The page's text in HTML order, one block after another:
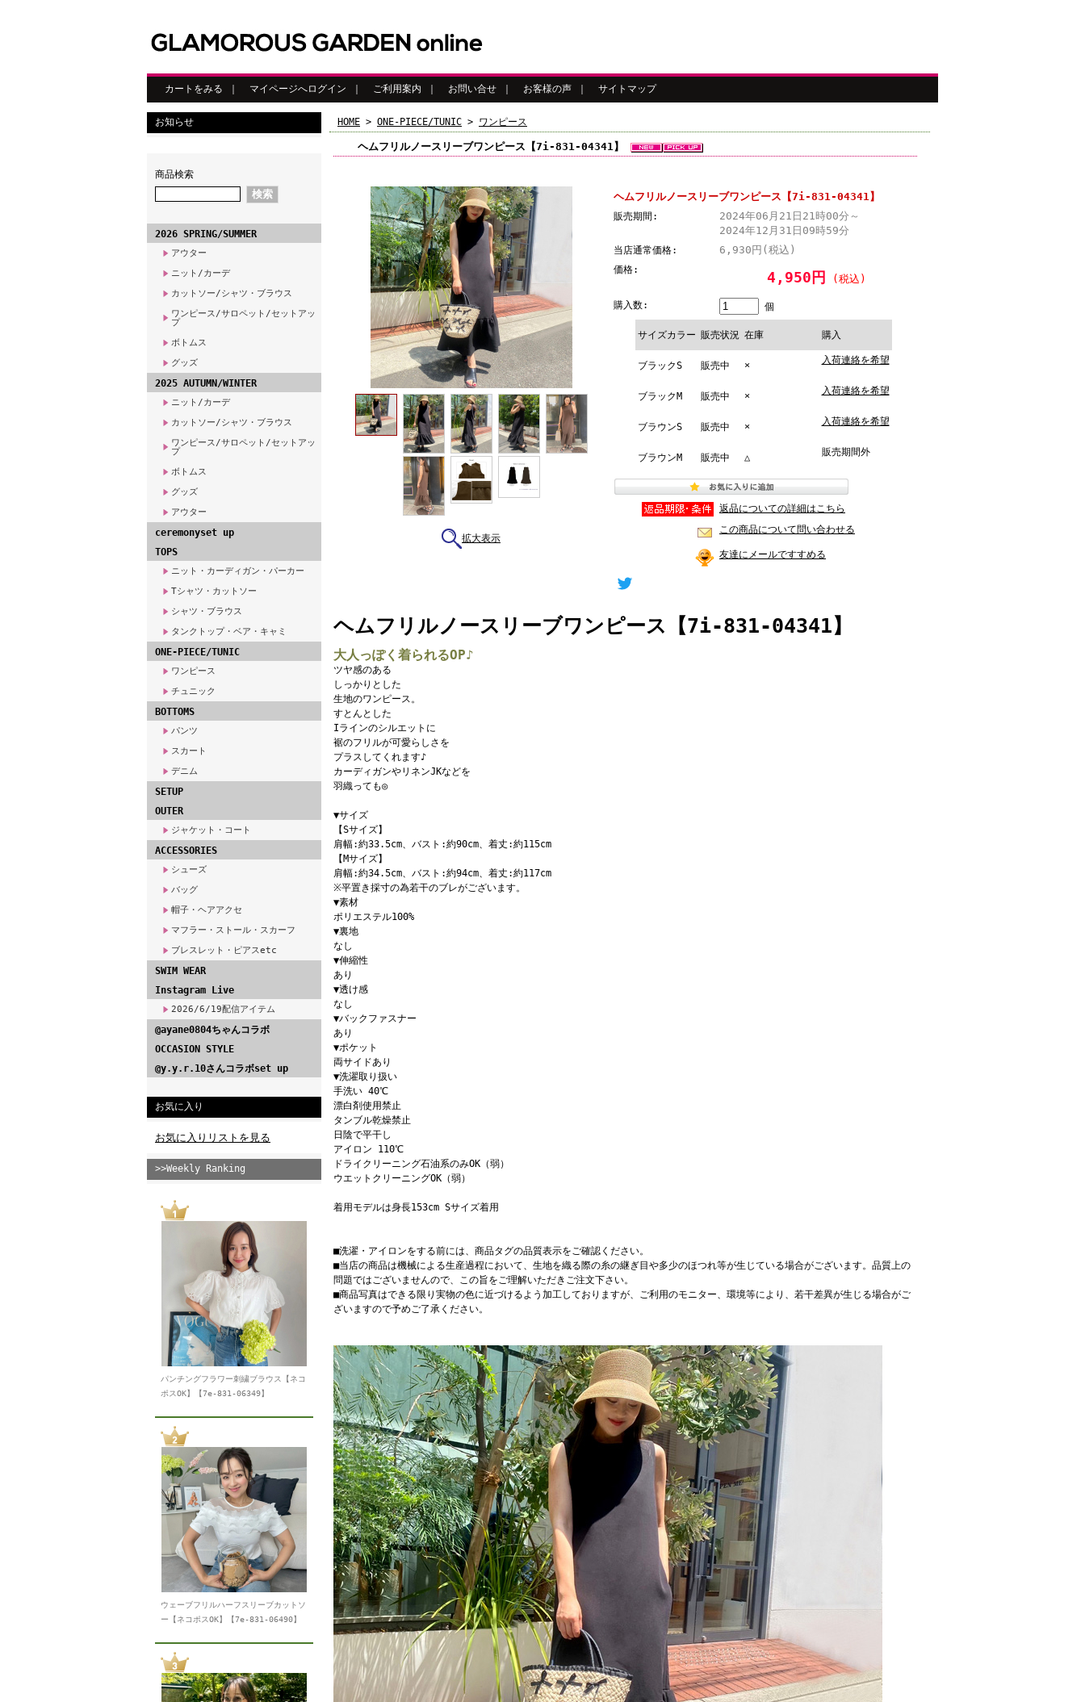
カートをみる マイページへログイン ご利用案内 お問い合せ お客様の声 サイトマップ
お知らせ
商品検索
2026 SPRING/SUMMER
アウター
ニット/カーデ
カットソー/シャツ・ブラウス
ワンピース/サロペット/セットアッ
プ
ボトムス
グッズ
2025 AUTUMN/WINTER
ニット/カーデ
カットソー/シャツ・ブラウス
ワンピース/サロペット/セットアッ
プ
ボトムス
グッズ
アウター
ceremonyset up
TOPS
ニット・カーディガン・パーカー
Tシャツ・カットソー
シャツ・ブラウス
タンクトップ・ベア・キャミ
ONE-PIECE/TUNIC
ワンピース
チュニック
BOTTOMS
パンツ
スカート
デニム
SETUP
OUTER
ジャケット・コート
ACCESSORIES
シューズ
バッグ
帽子・ヘアアクセ
マフラー・ストール・スカーフ
ブレスレット・ピアスetc
SWIM WEAR
Instagram Live
2026/6/19配信アイテム
@ayane0804ちゃんコラボ
OCCASION STYLE
@y.y.r.10さんコラボset up
お気に入り
お気に入りリストを見る
>>Weekly Ranking
パンチングフラワー刺繍ブラウス【ネコ
ポスOK】【7e-831-06349】
ウェーブフリルハーフスリーブカットソ
ー【ネコポスOK】【7e-831-06490】
HOME > ONE-PIECE/TUNIC > ワンピース
ヘムフリルノースリーブワンピース【7i-831-04341】
拡大表示
ヘムフリルノースリーブワンピース【7i-831-04341】
販売期間:
2024年06月21日21時00分～
2024年12月31日09時59分
当店通常価格: 6,930円(税込)
価格: 4,950円 (税込)
購入数: 個
サイズカラー 販売状況 在庫 購入
ブラックS 販売中 × 入荷連絡を希望
ブラックM 販売中 × 入荷連絡を希望
ブラウンS 販売中 × 入荷連絡を希望
ブラウンM 販売中 △ 販売期間外
返品についての詳細はこちら
この商品について問い合わせる
友達にメールですすめる
ヘムフリルノースリーブワンピース【7i-831-04341】
大人っぽく着られるOP♪
ツヤ感のある
しっかりとした
生地のワンピース。
すとんとした
Iラインのシルエットに
裾のフリルが可愛らしさを
プラスしてくれます♪
カーディガンやリネンJKなどを
羽織っても◎
▼サイズ
【Sサイズ】
肩幅:約33.5cm、バスト:約90cm、着丈:約115cm
【Mサイズ】
肩幅:約34.5cm、バスト:約94cm、着丈:約117cm
※平置き採寸の為若干のブレがございます。
▼素材
ポリエステル100%
▼裏地
なし
▼伸縮性
あり
▼透け感
なし
▼バックファスナー
あり
▼ポケット
両サイドあり
▼洗濯取り扱い
手洗い 40℃
漂白剤使用禁止
タンブル乾燥禁止
日陰で平干し
アイロン 110℃
ドライクリーニング石油系のみOK（弱）
ウエットクリーニングOK（弱）
着用モデルは身長153cm Sサイズ着用
■洗濯・アイロンをする前には、商品タグの品質表示をご確認ください。
■当店の商品は機械による生産過程において、生地を織る際の糸の継ぎ目や多少のほつれ等が生じている場合がございます。品質上の
問題ではございませんので、この旨をご理解いただきご注文下さい。
■商品写真はできる限り実物の色に近づけるよう加工しておりますが、ご利用のモニター、環境等により、若干差異が生じる場合がご
ざいますので予めご了承ください。